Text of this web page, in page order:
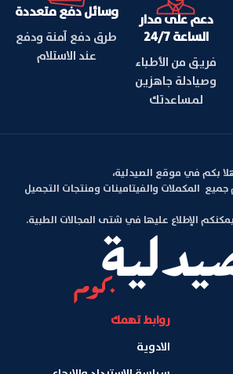
دعم على مدار
الساعة 24/7
فريق من الأطباء
وصيادلة جاهزين
لمساعدتك
وسائل دفع متعددة
طرق دفع آمنة ودفع
عند الاستلام
بكم في موقع الصيدلية،
المكملات والفيتامينات ومنتجات التجميل
الإطلاع عليها في شتى المجالات الطبية.
روابط تهمك
الادوية